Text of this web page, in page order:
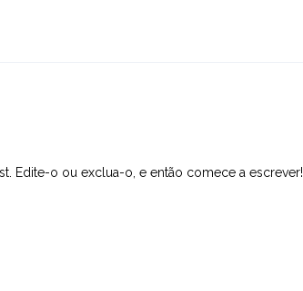
Edite-o ou exclua-o, e então comece a escrever!